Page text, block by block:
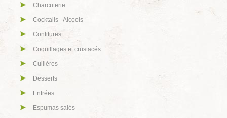
Charcuterie
Cocktails - Alcools
Confitures
Coquillages et crustacés
Cuillères
Desserts
Entrées
Espumas salés